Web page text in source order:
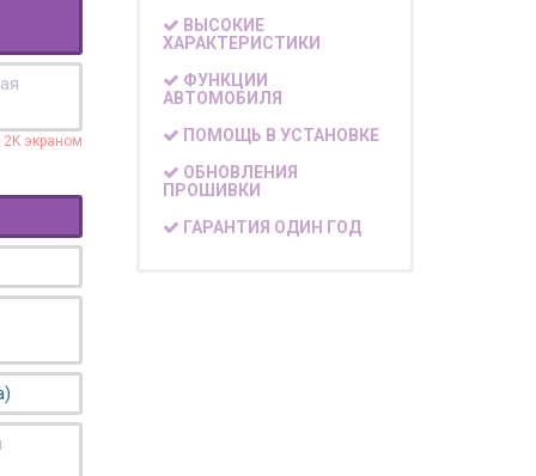
2K экраном
ВЫСОКИЕ
ХАРАКТЕРИСТИКИ
ФУНКЦИИ
АВТОМОБИЛЯ
ПОМОЩЬ В УСТАНОВКЕ
ОБНОВЛЕНИЯ
ПРОШИВКИ
ГАРАНТИЯ ОДИН ГОД